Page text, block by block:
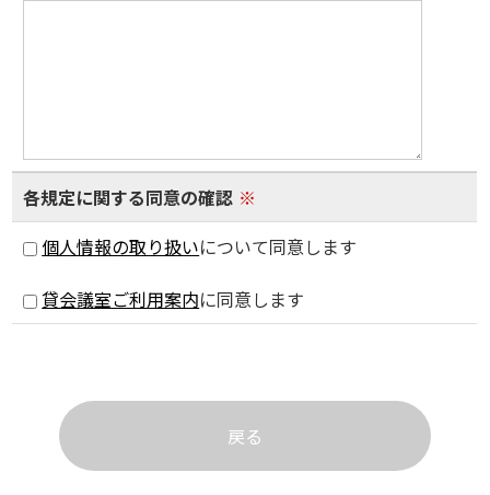
各規定に関する同意の確認 ※
個人情報の取り扱いについて同意します
貸会議室ご利用案内に同意します
戻る